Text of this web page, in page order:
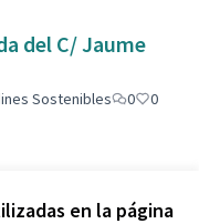
en la página
del C/ Jaume
Sostenibles 0
0